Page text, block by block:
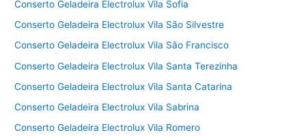
Conserto Geladeira Electrolux Vila Sofia
Conserto Geladeira Electrolux Vila São Silvestre
Conserto Geladeira Electrolux Vila São Francisco
Conserto Geladeira Electrolux Vila Santa Terezinha
Conserto Geladeira Electrolux Vila Santa Catarina
Conserto Geladeira Electrolux Vila Sabrina
Conserto Geladeira Electrolux Vila Romero